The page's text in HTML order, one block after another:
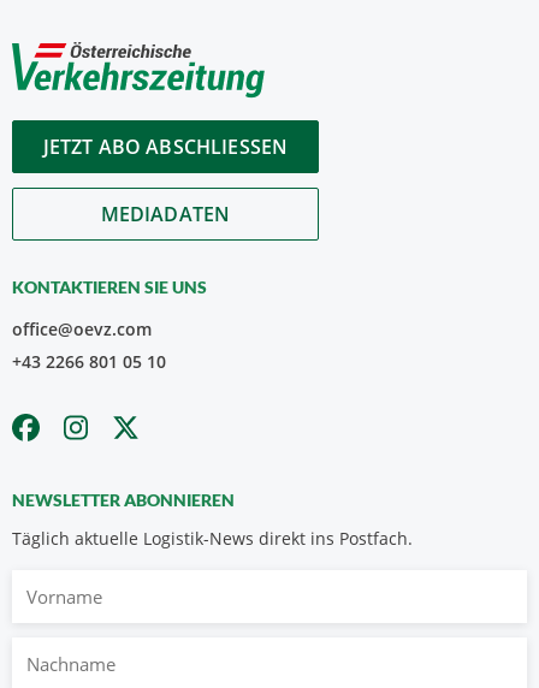
JETZT ABO ABSCHLIESSEN
MEDIADATEN
KONTAKTIEREN SIE UNS
office@oevz.com
+43 2266 801 05 10
NEWSLETTER ABONNIEREN
Täglich aktuelle Logistik-News direkt ins Postfach.
Nachname